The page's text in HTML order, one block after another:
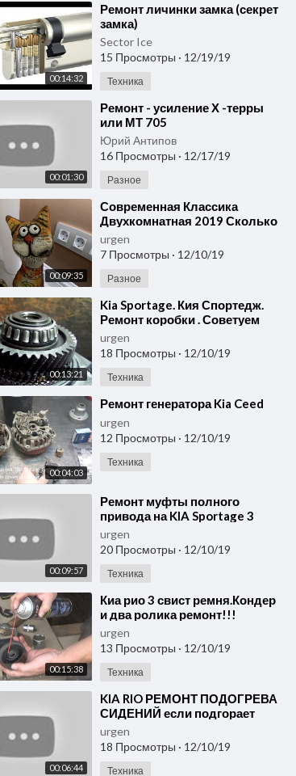
00:14:32
⁣Ремонт личинки замка (секрет
замка)
Sector Ice
15 Просмотры · 12/19/19
Техника
00:01:30
⁣Ремонт - усиление Х -терры
или МТ 705
Юрий Антипов
16 Просмотры · 12/17/19
Разное
00:09:35
⁣Современная Классика
Двухкомнатная 2019 Сколько
стоит ремонт ( Уссурийск
Владивосток)
urgen
7 Просмотры · 12/10/19
Разное
00:13:21
⁣Kia Sportage. Кия Спортедж.
Ремонт коробки . Советуем
посмотреть!
urgen
18 Просмотры · 12/10/19
Техника
00:04:03
⁣Ремонт генератора Kia Ceed
urgen
12 Просмотры · 12/10/19
Техника
00:09:57
⁣Ремонт муфты полного
привода на KIA Sportage 3
urgen
20 Просмотры · 12/10/19
Техника
00:15:38
⁣Киа рио 3 свист ремня.Кондер
и два ролика ремонт!!!
urgen
13 Просмотры · 12/10/19
Техника
00:06:44
⁣KIA RIO РЕМОНТ ПОДОГРЕВА
СИДЕНИЙ если подгорает
пукан
urgen
18 Просмотры · 12/10/19
Техника